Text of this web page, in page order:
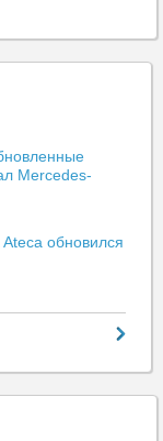
Mercedes-
обновился
новый пикап